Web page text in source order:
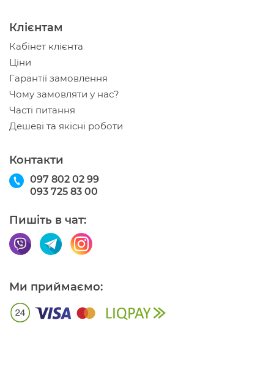
Клієнтам
Кабінет клієнта
Ціни
Гарантії замовлення
Чому замовляти у нас?
Часті питання
Дешеві та якісні роботи
Контакти
097 802 02 99
093 725 83 00
Пишіть в чат:
Ми приймаємо: